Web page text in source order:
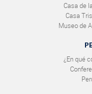
Casa de
Casa
Museo de
¿En qué